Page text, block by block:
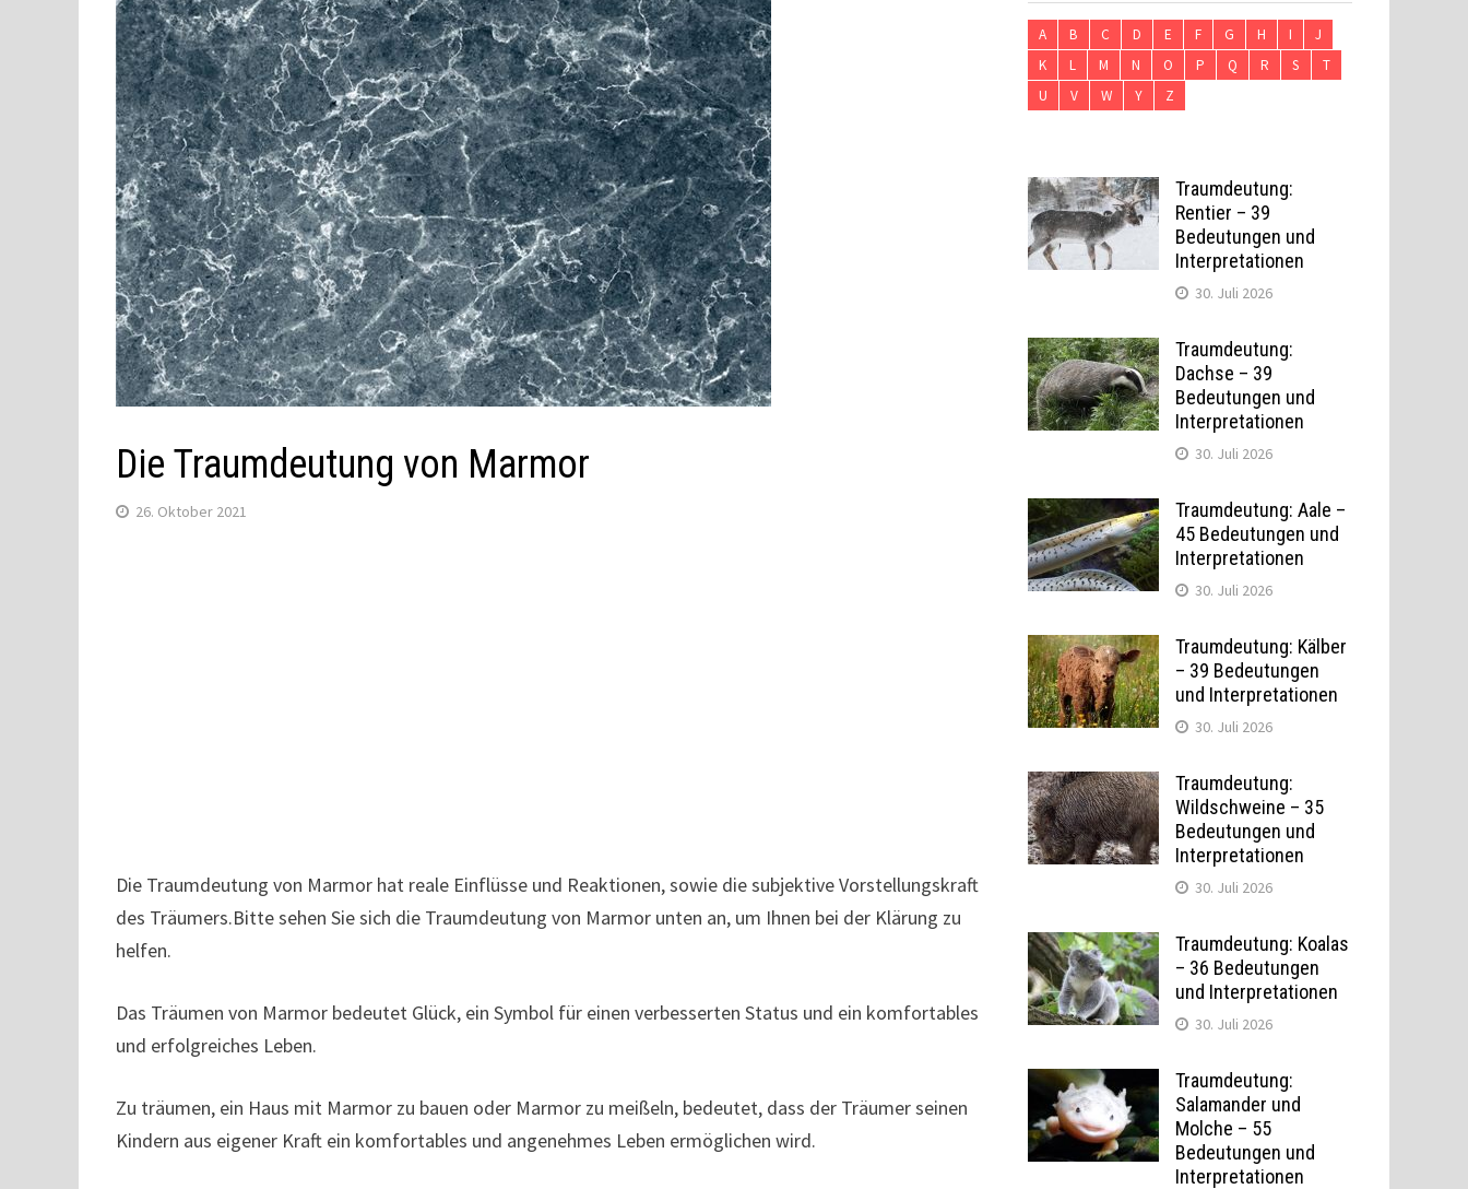
Die Traumdeutung von Marmor
26. Oktober 2021
Die Traumdeutung von Marmor hat reale Einflüsse und Reaktionen, sowie die subjektive Vorstellungskraft
des Träumers.Bitte sehen Sie sich die Traumdeutung von Marmor unten an, um Ihnen bei der Klärung zu
helfen.
Das Träumen von Marmor bedeutet Glück, ein Symbol für einen verbesserten Status und ein komfortables
und erfolgreiches Leben.
Zu träumen, ein Haus mit Marmor zu bauen oder Marmor zu meißeln, bedeutet, dass der Träumer seinen
Kindern aus eigener Kraft ein komfortables und angenehmes Leben ermöglichen wird.
A B C D E F G H I
J
K
L M N O P Q R S
T
U
V W Y Z
Traumdeutung:
Rentier – 39
Bedeutungen und
Interpretationen
30. Juli 2026
Traumdeutung:
Dachse – 39
Bedeutungen und
Interpretationen
30. Juli 2026
Traumdeutung: Aale –
45 Bedeutungen und
Interpretationen
30. Juli 2026
Traumdeutung: Kälber
– 39 Bedeutungen
und Interpretationen
30. Juli 2026
Traumdeutung:
Wildschweine – 35
Bedeutungen und
Interpretationen
30. Juli 2026
Traumdeutung: Koalas
– 36 Bedeutungen
und Interpretationen
30. Juli 2026
Traumdeutung:
Salamander und
Molche – 55
Bedeutungen und
Interpretationen